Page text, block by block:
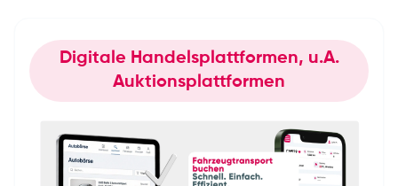
Digitale Handelsplattformen, u.A.
Auktionsplattformen